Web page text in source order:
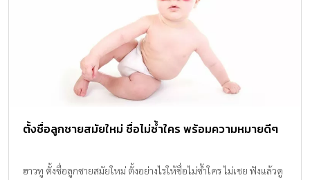
ตั้งชื่อลูกชายสมัยใหม่ ชื่อไม่ซ้ำใคร พร้อมความหมายดีๆ
ฮาวทู ตั้งชื่อลูกชายสมัยใหม่ ตั้งอย่างไรให้ชื่อไม่ซ้ำใคร ไม่เชย ฟังแล้วดู